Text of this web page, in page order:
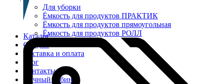
Каталог
Скидки
Доставка и оплата
Блог
Контакты
Личный кабинет
Для уборки
Ёмкость для продуктов ПРАКТИК
Ёмкость для продуктов прямоугольная
Ёмкость для продуктов РОЛЛ